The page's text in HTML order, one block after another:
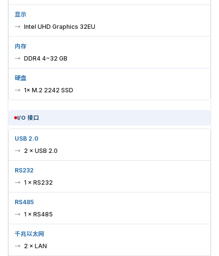
显示
Intel UHD Graphics 32EU
内存
DDR4 4~32 GB
硬盘
1× M.2 2242 SSD
I/O 接口
USB 2.0
2 × USB 2.0
RS232
1 × RS232
RS485
1 × RS485
千兆以太网
2 × LAN